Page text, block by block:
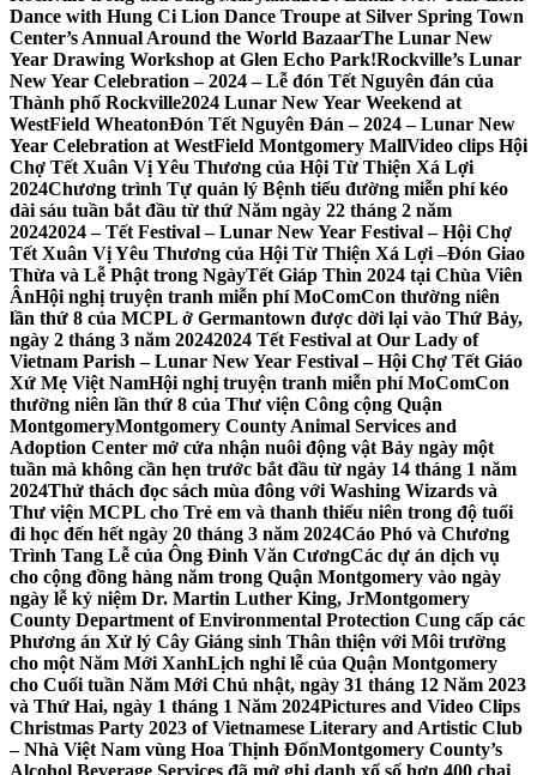
Dance with Hung Ci Lion Dance Troupe at Silver Spring Town
Center’s Annual Around the World BazaarThe Lunar New
Year Drawing Workshop at Glen Echo Park!Rockville’s Lunar
New Year Celebration – 2024 – Lễ đón Tết Nguyên đán của
Thành phố Rockville2024 Lunar New Year Weekend at
WestField WheatonĐón Tết Nguyên Đán – 2024 – Lunar New
Year Celebration at WestField Montgomery MallVideo clips Hội
Chợ Tết Xuân Vị Yêu Thương của Hội Từ Thiện Xá Lợi
2024Chương trình Tự quản lý Bệnh tiểu đường miễn phí kéo
dài sáu tuần bắt đầu từ thứ Năm ngày 22 tháng 2 năm
20242024 – Tết Festival – Lunar New Year Festival – Hội Chợ
Tết Xuân Vị Yêu Thương của Hội Từ Thiện Xá Lợi –Đón Giao
Thừa và Lễ Phật trong NgàyTết Giáp Thìn 2024 tại Chùa Viên
ÂnHội nghị truyện tranh miễn phí MoComCon thường niên
lần thứ 8 của MCPL ở Germantown được dời lại vào Thứ Bảy,
ngày 2 tháng 3 năm 20242024 Tết Festival at Our Lady of
Vietnam Parish – Lunar New Year Festival – Hội Chợ Tết Giáo
Xứ Mẹ Việt NamHội nghị truyện tranh miễn phí MoComCon
thường niên lần thứ 8 của Thư viện Công cộng Quận
MontgomeryMontgomery County Animal Services and
Adoption Center mở cửa nhận nuôi động vật Bảy ngày một
tuần mà không cần hẹn trước bắt đầu từ ngày 14 tháng 1 năm
2024Thử thách đọc sách mùa đông với Washing Wizards và
Thư viện MCPL cho Trẻ em và thanh thiếu niên trong độ tuổi
đi học đến hết ngày 20 tháng 3 năm 2024Cáo Phó và Chương
Trình Tang Lễ của Ông Đinh Văn CươngCác dự án dịch vụ
cho cộng đồng hàng năm trong Quận Montgomery vào ngày
ngày lễ kỷ niệm Dr. Martin Luther King, JrMontgomery
County Department of Environmental Protection Cung cấp các
Phương án Xử lý Cây Giáng sinh Thân thiện với Môi trường
cho một Năm Mới XanhLịch nghỉ lễ của Quận Montgomery
cho Cuối tuần Năm Mới Chủ nhật, ngày 31 tháng 12 Năm 2023
và Thứ Hai, ngày 1 tháng 1 Năm 2024Pictures and Video Clips
Christmas Party 2023 of Vietnamese Literary and Artistic Club
– Nhà Việt Nam vùng Hoa Thịnh ĐốnMontgomery County’s
Alcohol Beverage Services đã mở ghi danh xổ số hơn 400 chai